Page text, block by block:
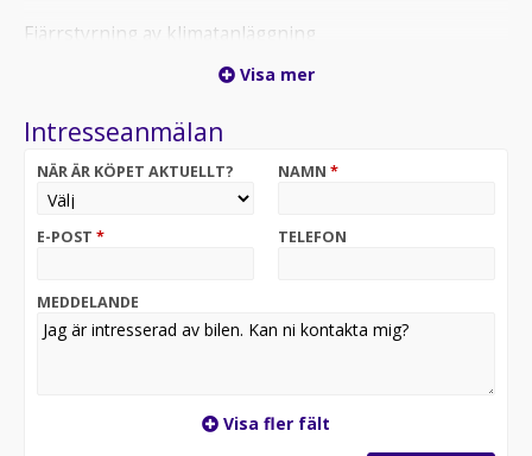
Fjärrstyrning av klimatanläggning
Utforska fler möjligheter och gör din körning ännu
information!
Till denna bil ingår två års garanti, Mercedes Benz
certifierad.
Varmt välkommen till Bilia Mercedes-Benz Danderyd. Vi
bilen digitalt, kontakta oss för mer information på 010
497 17 50 eller mb.danderyd@bilia.se. Ni hittar oss på
Ryttarvägen 4 i Danderyd. Vi tar gärna din bil i inbyte!
du intresserad av att sälja din bil är du även välkommen
Visa mer
Intresseanmälan
NÄR ÄR KÖPET AKTUELLT? NAMN *
E-POST * TELEFON
MEDDELANDE
Visa fler fält